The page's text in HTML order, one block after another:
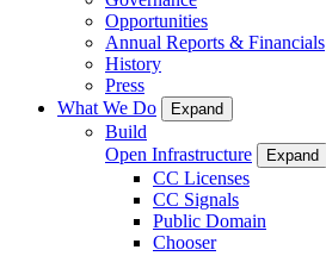
Opportunities
Annual Reports & Financials
History
Press
What We Do
Expand
Build
Open Infrastructure
Expand
CC Licenses
CC Signals
Public Domain
Chooser